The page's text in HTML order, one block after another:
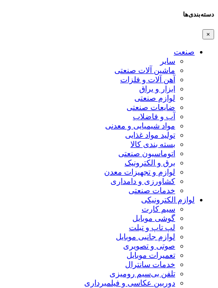
دسته‌بندی‌ها
×
صنعت
سایر
ماشین آلات صنعتی
آهن آلات و فلزات
ابزار و یراق
لوازم صنعتی
ضایعات صنعتی
آب و فاضلاب
مواد شیمیایی و معدنی
تولید مواد غذایی
بسته بندی کالا
اتوماسیون صنعتی
برق و الکترونیک
لوازم و تجهیزات معدن
کشاورزی و دامداری
خدمات صنعتی
لوازم الکترونیکی
سیم کارت
گوشی موبایل
لپ تاپ و تبلت
لوازم جانبی موبایل
صوتی و تصویری
تعمیرات موبایل
خدمات سانترال
تلفن بی‌سیم رومیزی
دوربین عکاسی و فیلمبرداری